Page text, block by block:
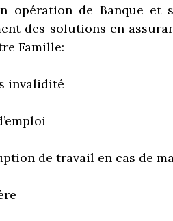
opération de Banque et
des solutions en
Famille:
invalidité
de travail en cas de